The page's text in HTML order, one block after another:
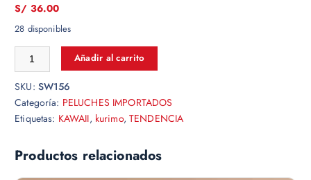
S/ 36.00
28 disponibles
Añadir al carrito
SKU: SW156
Categoría: PELUCHES IMPORTADOS
Etiquetas: KAWAII, kurimo, TENDENCIA
Productos relacionados